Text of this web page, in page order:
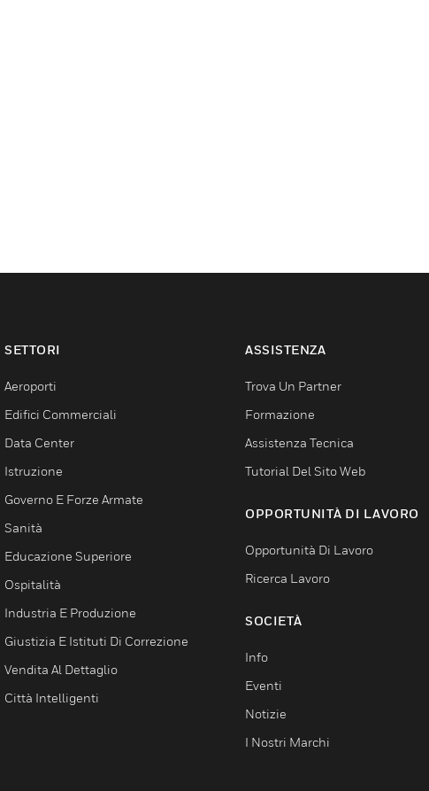
SETTORI
Aeroporti
Edifici Commerciali
Data Center
Istruzione
Governo E Forze Armate
Sanità
Educazione Superiore
Ospitalità
Industria E Produzione
Giustizia E Istituti Di Correzione
Vendita Al Dettaglio
Città Intelligenti
ASSISTENZA
Trova Un Partner
Formazione
Assistenza Tecnica
Tutorial Del Sito Web
OPPORTUNITÀ DI LAVORO
Opportunità Di Lavoro
Ricerca Lavoro
SOCIETÀ
Info
Eventi
Notizie
I Nostri Marchi